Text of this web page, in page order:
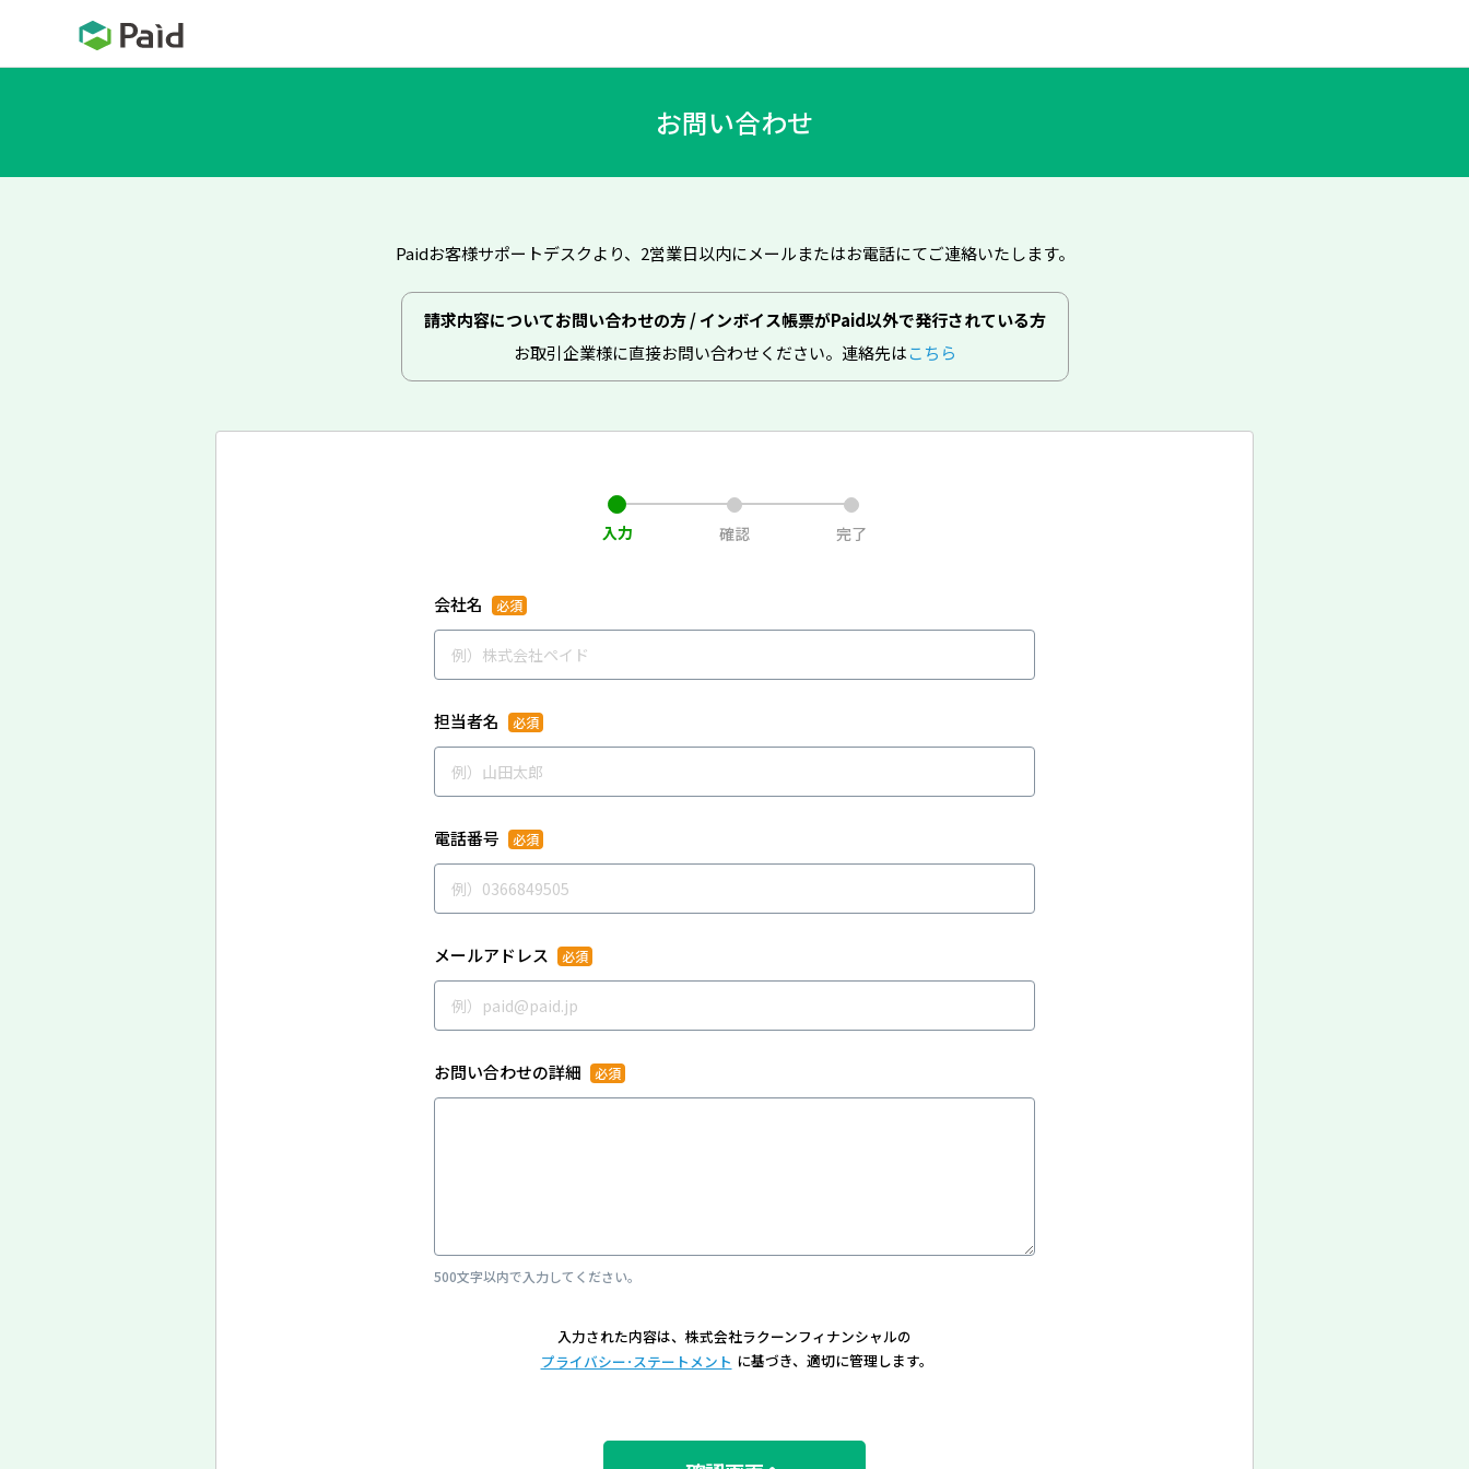
お問い合わせ
Paidお客様サポートデスクより、2営業日以内にメールまたはお電話にてご連絡いたします。
請求内容についてお問い合わせの方/インボイス帳票がPaid以外で発行されている方
お取引企業様に直接お問い合わせください。 連絡先はこちら
入力 確認 完了
会社名
担当者名
電話番号
メールアドレス
お問い合わせの詳細
500文字以内で入力してください。
入力された内容は、株式会社ラクーンフィナンシャルの
プライバシー･ステートメント に基づき、適切に管理します。